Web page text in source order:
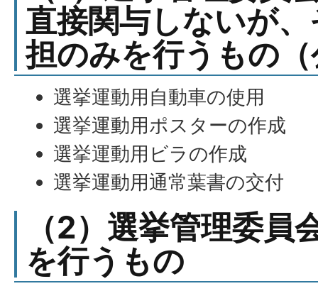
直接関与しないが
担のみを行うもの
選挙運動用自動車の使用
選挙運動用ポスターの作成
選挙運動用ビラの作成
選挙運動用通常葉書の交付
（2）選挙管理委員
を行うもの